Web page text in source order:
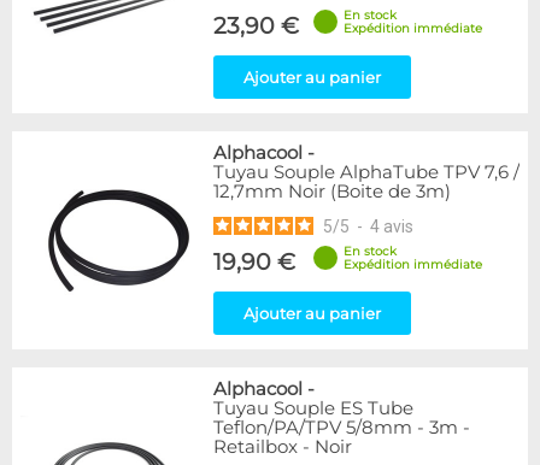
23,90 €
En stock
Expédition immédiate
Ajouter au panier
Alphacool -
Tuyau Souple AlphaTube TPV 7,6 /
12,7mm Noir (Boite de 3m)
5/5 - 4 avis
19,90 €
En stock
Expédition immédiate
Ajouter au panier
Alphacool -
Tuyau Souple ES Tube
Teflon/PA/TPV 5/8mm - 3m -
Retailbox - Noir